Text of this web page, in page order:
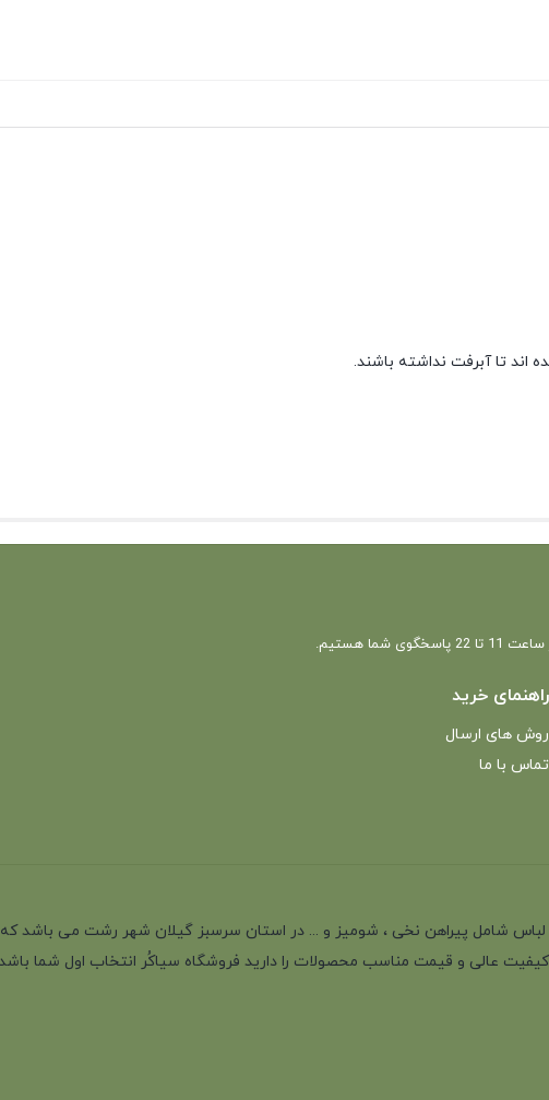
تا آبرفت نداشته باشند.
شما هستیم.
راهنمای خرید
روش های ارسال
تماس با ما
بیش از 35 سال سابقه در تولید انواع لباس شامل پیراهن نخی ، شومیز و ... در استان سرسبز گیلان شهر
عالی و قیمت مناسب محصولات را دارید فروشگاه سیاکُر انتخاب اول شما